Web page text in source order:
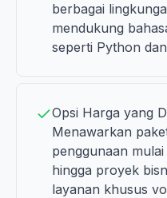
berbagai
mendukung
seperti Python
Opsi Harga yang
Menawarkan
penggunaan
hingga proyek
layanan khusus